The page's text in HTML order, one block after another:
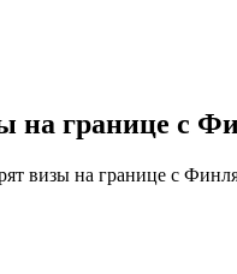
на границе с
визы на границе с